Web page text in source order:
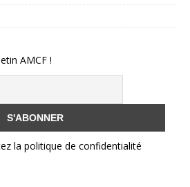
AMCF !
la politique de confidentialité